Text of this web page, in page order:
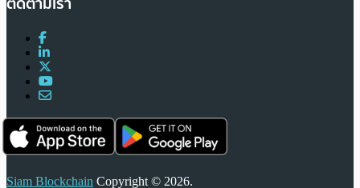
Siam Blockchain Copyright © 2026.